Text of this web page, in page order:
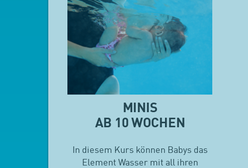
MINIS
AB 10 WOCHEN
In diesem Kurs können Babys das
Element Wasser mit all ihren